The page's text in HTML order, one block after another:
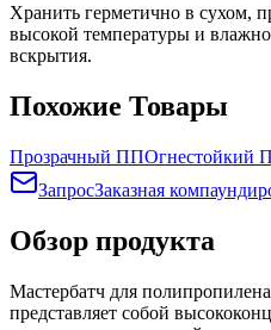
Хранить герметично в сухом,
высокой температуры и
вскрытия.
Похожие Товары
Прозрачный ППОгнестойкий
ЗапросЗаказная
Обзор продукта
Мастербатч для
представляет собой